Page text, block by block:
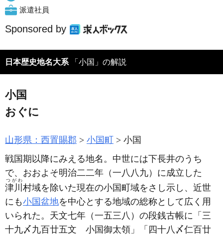
派遣社員
Sponsored by
日本歴史地名大系 「小国」の解説
小国
おぐに
山形県：西置賜郡 小国町
小国
戦国期以降にみえる地名。中世には下長井のうち
で、おおよそ明治二二年 （一八八九） に成立した
津川
つがわ
村域を除いた現在の小国町域をさし示し、近世
にも小国盆地を中心とする地域の総称として広く用
いられた。天文七年 （一五三八） の段銭古帳に「三
十九〆九百廿五文 小国御太領」「四十八〆仁百廿